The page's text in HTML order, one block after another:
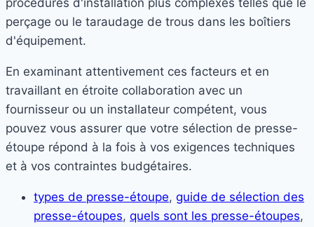
procédures d'installation plus complexes telles que le
perçage ou le taraudage de trous dans les boîtiers
d'équipement.
En examinant attentivement ces facteurs et en
travaillant en étroite collaboration avec un
fournisseur ou un installateur compétent, vous
pouvez vous assurer que votre sélection de presse-
étoupe répond à la fois à vos exigences techniques
et à vos contraintes budgétaires.
types de presse-étoupe, guide de sélection des
presse-étoupes, quels sont les presse-étoupes,